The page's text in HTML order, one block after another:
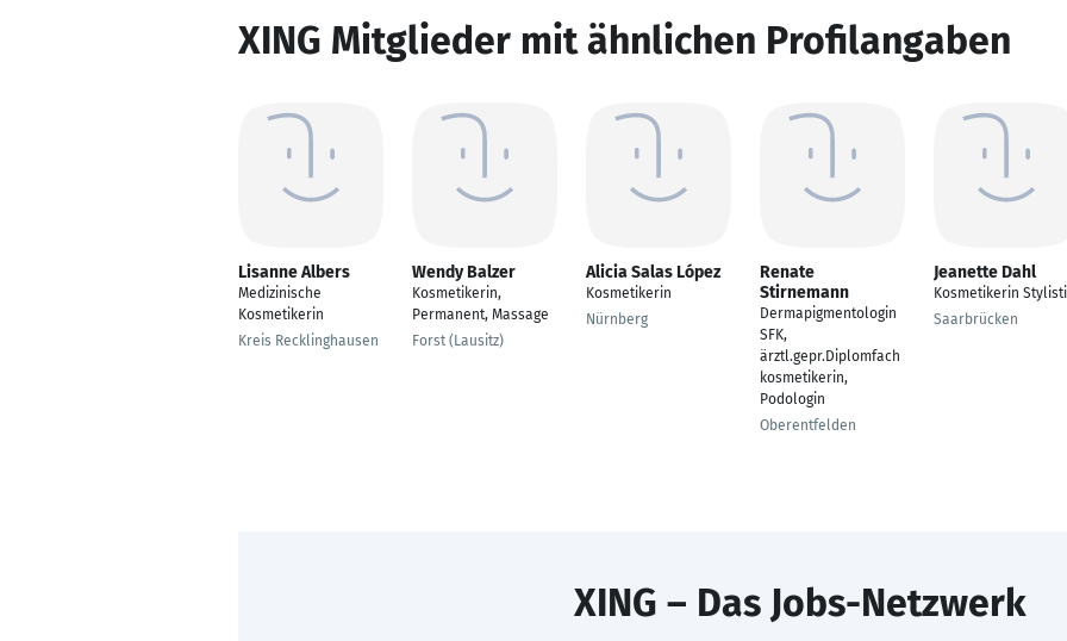
XING Mitglieder mit ähnlichen Profilangaben
Lisanne Albers
Medizinische
Kosmetikerin
Kreis Recklinghausen
Wendy Balzer
Kosmetikerin,
Permanent, Massage
Forst (Lausitz)
Alicia Salas López
Kosmetikerin
Nürnberg
Renate
Stirnemann
Dermapigmentologin
SFK,
ärztl.gepr.Diplomfach
kosmetikerin,
Podologin
Oberentfelden
Jeanette Dahl
Kosmetikerin
Saarbrücken
XING – Das Jobs-Netzwerk